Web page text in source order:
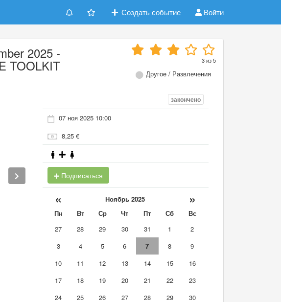
Создать событие Войти
2025 -
TOOLKIT 3из5
Другое / Развлечения
закончено
07 ноя 2025 10:00
8,25 €
Подписаться
« Ноябрь 2025 »
Пн Вт Ср Чт Пт Сб
Вс
27
28 29 30 31 1
2
3
4 5 6 7 8
9
10
11 12 13 14 15
16
17
18 19 20 21 22
23
24
25 26 27 28 29
30